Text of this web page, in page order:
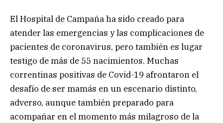
El Hospital de Campaña ha sido creado para
atender las emergencias y las complicaciones de
pacientes de coronavirus, pero también es lugar
testigo de más de 55 nacimientos. Muchas
correntinas positivas de Covid-19 afrontaron el
desafío de ser mamás en un escenario distinto,
adverso, aunque también preparado para
acompañar en el momento más milagroso de la